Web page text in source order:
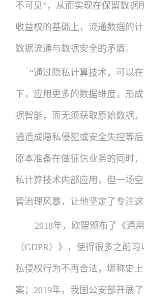
不可见”，从而实现在保留数据
收益权的基础上，流通数据的
数据流通与数据安全的矛盾。
“通过隐私计算技术，可以
下，应用更多的数据维度，形
据智能，而无须获取原始数据
通造成隐私侵犯或安全失控等
原本准备在做征信业务的同时
私计算技术内部应用，但一场
管治理风暴，让他坚定了专注这
2018年，欧盟颁布了《通
（GDPR）》，使得很多之前
私侵权行为不再合法，堪称史
案；2019年，我国公安部开展